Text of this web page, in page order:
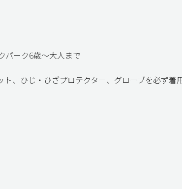
パーク6歳～大人まで
、ひじ・ひざプロテクター、グローブを必ず着